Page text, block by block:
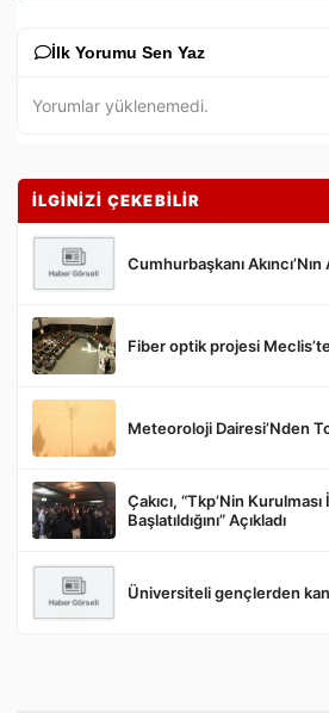
İlk Yorumu Sen Yaz
Gönder
Yorumlar yüklenemedi.
İLGİNİZİ ÇEKEBİLİR
Cumhurbaşkanı
Fiber optik projesi Meclis’te
Meteoroloji Dairesi’Nden
Çakıcı, “Tkp’Nin Kurulması
Başlatıldığını” Açıkladı
Üniversiteli gençlerden kan